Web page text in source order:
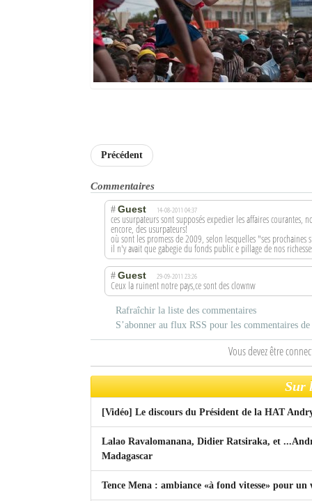
Précédent
Commentaires
# Guest 14-08-2011 04:37
ces usurpateurs sont supposés expedier les affaires courantes,
encore, des usurpateurs!
où sont les promess de 2009, selon lesquelles "ses
il n'y avait que gabegie du fonds public e pillage de nos
# Guest 29-09-2011 23:26
Ceux la ruinent notre pays,ce sont des clownw
Rafraîchir la liste des commentaires
S’abonner au flux RSS pour les commentaires
Vous devez être
Sur
[Vidéo] Le discours du Président de la HAT
Lalao Ravalomanana, Didier Ratsiraka, et
Madagascar
Tence Mena : ambiance «à fond vitesse» pour un